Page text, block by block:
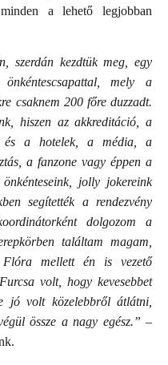
a lehető legjobban
szerdán kezdtük meg, egy
mely a
csaknem 200 főre duzzadt.
hiszen az akkreditáció, a
és a hotelek, a média, a
a fanzone vagy éppen a
jolly jokereink
segítették a rendezvény
dolgozom a
találtam magam,
mellett én is vezető
volt, hogy kevesebbet
jó volt közelebbről átlátni,
össze a nagy egész.” –